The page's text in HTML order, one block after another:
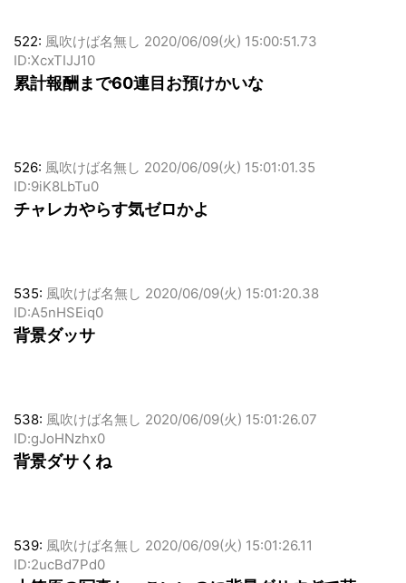
522: 風吹けば名無し 2020/06/09(火) 15:00:51.73
ID:XcxTIJJ10
累計報酬まで60連目お預けかいな
526: 風吹けば名無し 2020/06/09(火) 15:01:01.35
ID:9iK8LbTu0
チャレカやらす気ゼロかよ
535: 風吹けば名無し 2020/06/09(火) 15:01:20.38
ID:A5nHSEiq0
背景ダッサ
538: 風吹けば名無し 2020/06/09(火) 15:01:26.07
ID:gJoHNzhx0
背景ダサくね
539: 風吹けば名無し 2020/06/09(火) 15:01:26.11
ID:2ucBd7Pd0